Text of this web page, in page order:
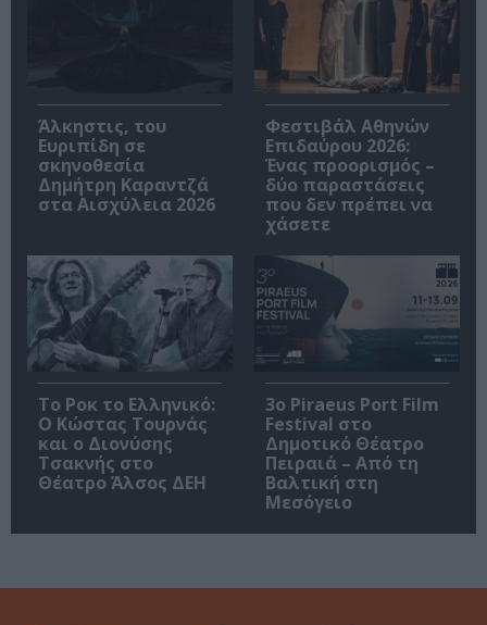
Άλκηστις, του
Ευριπίδη σε
σκηνοθεσία
Δημήτρη Καραντζά
στα Αισχύλεια 2026
Φεστιβάλ Αθηνών
Επιδαύρου 2026:
Ένας προορισμός –
δύο παραστάσεις
που δεν πρέπει να
χάσετε
Το Ροκ το Ελληνικό:
Ο Κώστας Τουρνάς
και ο Διονύσης
Τσακνής στο
Θέατρο Άλσος ΔΕΗ
3o Piraeus Port Film
Festival στο
Δημοτικό Θέατρο
Πειραιά – Από τη
Βαλτική στη
Μεσόγειο